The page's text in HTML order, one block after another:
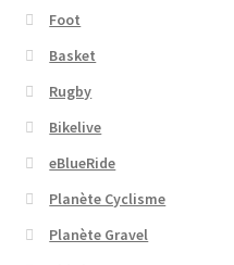
Foot
Basket
Rugby
Bikelive
eBlueRide
Planète Cyclisme
Planète Gravel